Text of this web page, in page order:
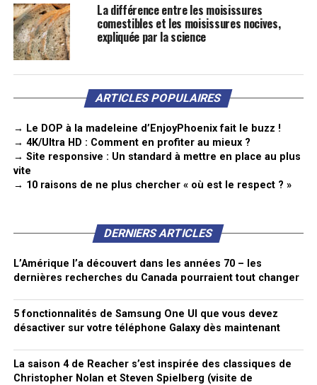
La différence entre les moisissures
comestibles et les moisissures nocives,
expliquée par la science
ARTICLES POPULAIRES
→ Le DOP à la madeleine d’EnjoyPhoenix fait le buzz !
→ 4K/Ultra HD : Comment en profiter au mieux ?
→ Site responsive : Un standard à mettre en place au plus
vite
→ 10 raisons de ne plus chercher « où est le respect ? »
DERNIERS ARTICLES
L’Amérique l’a découvert dans les années 70 – les
dernières recherches du Canada pourraient tout changer
5 fonctionnalités de Samsung One UI que vous devez
désactiver sur votre téléphone Galaxy dès maintenant
La saison 4 de Reacher s’est inspirée des classiques de
Christopher Nolan et Steven Spielberg (visite de